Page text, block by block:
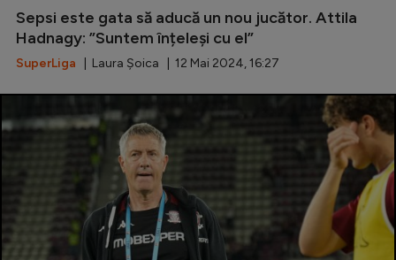
Natație
Formula 1
Auto
Rugby
Ciclism
Alte sporturi
JO 2024
Sepsi este gata să aducă un nou jucător. Attila
Hadnagy: ”Suntem înțeleși cu el”
SuperLiga | Laura Șoica | 12 Mai 2024, 16:27